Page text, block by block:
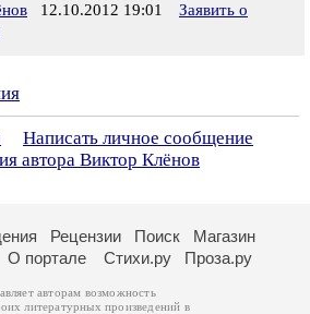
12.10.2012 19:01
Заявить о
Написать личное сообщение
автора Виктор Клёнов
Рецензии Поиск
Магазин
О портале Стихи.ру Проза.ру
авторам возможность
литературных произведений в